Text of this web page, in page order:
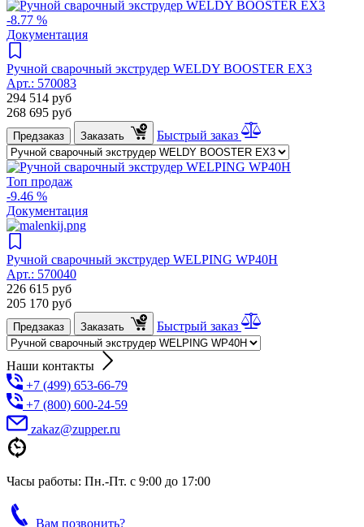
-8.77 %
Документация
Ручной сварочный экструдер WELDY BOOSTER EX3
Арт.: 570083
294 514 руб
268 695 руб
Предзаказ Заказать Быстрый заказ
Топ продаж
-9.46 %
Документация
Ручной сварочный экструдер WELPING WP40H
Арт.: 570040
226 615 руб
205 170 руб
Предзаказ Заказать Быстрый заказ
Наши контакты
+7 (499) 653-66-79
+7 (800) 600-24-59
zakaz@zupper.ru
Часы работы: Пн.-Пт. с 9:00 до 17:00
Вам позвонить?